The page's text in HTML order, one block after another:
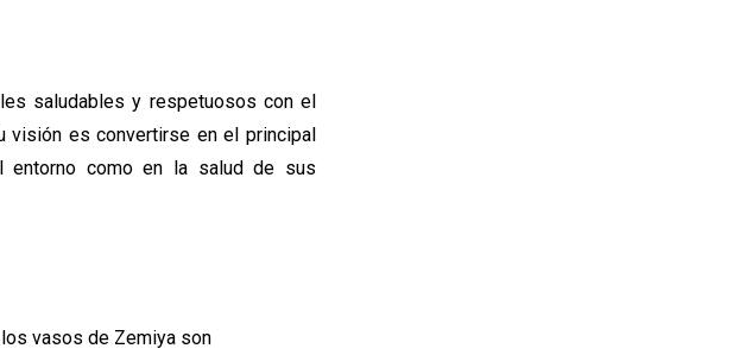
saludables y respetuosos con el
visión es convertirse en el principal
entorno como en la salud de sus
vasos de Zemiya son